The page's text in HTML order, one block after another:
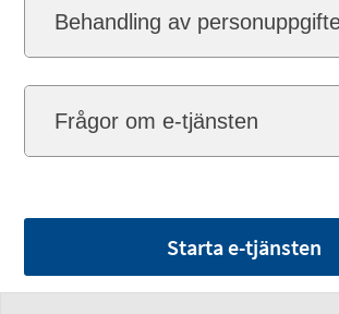
Behandling av
Frågor om e-tjänsten
Starta e-tjänsten